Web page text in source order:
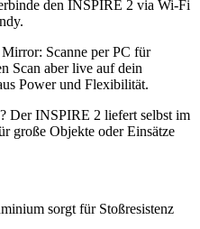
den INSPIRE 2 via Wi-Fi
Scanne per PC für
Scan aber live auf dein
Power und Flexibilität.
Der INSPIRE 2 liefert selbst im
große Objekte oder Einsätze
sorgt für Stoßresistenz